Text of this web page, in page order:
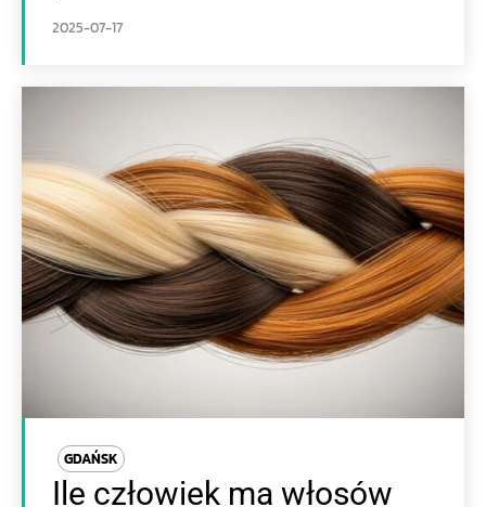
2025-07-17
GDAŃSK
Ile człowiek ma włosów